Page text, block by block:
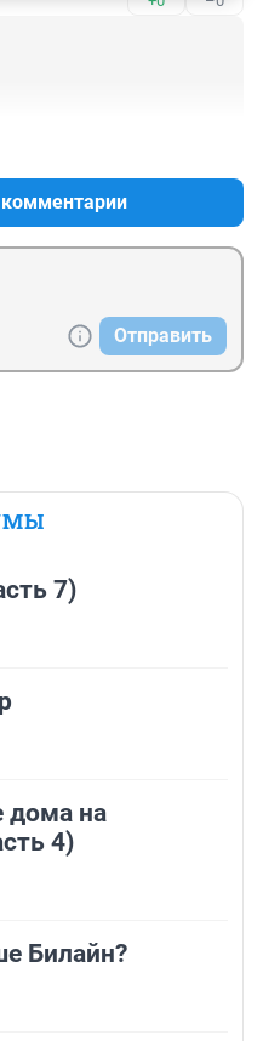
Отправить
7)
на
4)
Билайн?